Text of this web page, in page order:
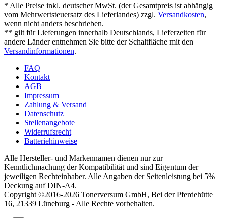
* Alle Preise inkl. deutscher MwSt. (der Gesamtpreis ist abhängig
vom Mehrwertsteuersatz des Lieferlandes) zzgl. Versandkosten,
wenn nicht anders beschrieben.
** gilt für Lieferungen innerhalb Deutschlands, Lieferzeiten für
andere Länder entnehmen Sie bitte der Schaltfläche mit den
Versandinformationen.
FAQ
Kontakt
AGB
Impressum
Zahlung & Versand
Datenschutz
Stellenangebote
Widerrufsrecht
Batteriehinweise
Alle Hersteller- und Markennamen dienen nur zur
Kenntlichmachung der Kompatibilität und sind Eigentum der
jeweiligen Rechteinhaber. Alle Angaben der Seitenleistung bei 5%
Deckung auf DIN-A4.
Copyright ©2016-2026 Tonerversum GmbH, Bei der Pferdehütte
16, 21339 Lüneburg - Alle Rechte vorbehalten.